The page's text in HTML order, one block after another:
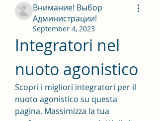
Внимание! Выбор
Администрации!
September 4, 2023
Integratori nel
nuoto agonistico
Scopri i migliori integratori per il
nuoto agonistico su questa
pagina. Massimizza la tua